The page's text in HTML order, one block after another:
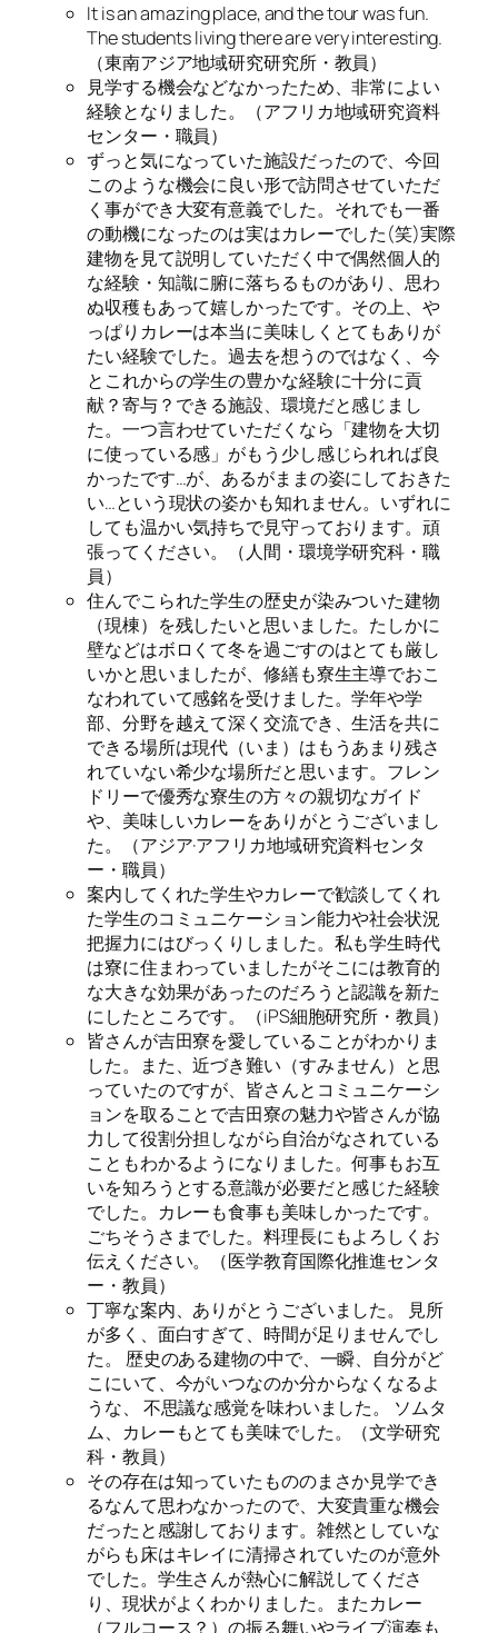
It is an amazing place, and the tour was fun.
The students living there are very interesting.
（東南アジア地域研究研究所・教員）
見学する機会などなかったため、非常によい
経験となりました。（アフリカ地域研究資料
センター・職員）
ずっと気になっていた施設だったので、今回
このような機会に良い形で訪問させていただ
く事ができ大変有意義でした。それでも一番
の動機になったのは実はカレーでした(笑)実際
建物を見て説明していただく中で偶然個人的
な経験・知識に腑に落ちるものがあり、思わ
ぬ収穫もあって嬉しかったです。その上、や
っぱりカレーは本当に美味しくとてもありが
たい経験でした。過去を想うのではなく、今
とこれからの学生の豊かな経験に十分に貢
献？寄与？できる施設、環境だと感じまし
た。一つ言わせていただくなら「建物を大切
に使っている感」がもう少し感じられれば良
かったです…が、あるがままの姿にしておきた
い…という現状の姿かも知れません。いずれに
しても温かい気持ちで見守っております。頑
張ってください。（人間・環境学研究科・職
員）
住んでこられた学生の歴史が染みついた建物
（現棟）を残したいと思いました。たしかに
壁などはボロくて冬を過ごすのはとても厳し
いかと思いましたが、修繕も寮生主導でおこ
なわれていて感銘を受けました。学年や学
部、分野を越えて深く交流でき、生活を共に
できる場所は現代（いま）はもうあまり残さ
れていない希少な場所だと思います。フレン
ドリーで優秀な寮生の方々の親切なガイド
や、美味しいカレーをありがとうございまし
た。（アジア·アフリカ地域研究資料センタ
ー・職員）
案内してくれた学生やカレーで歓談してくれ
た学生のコミュニケーション能力や社会状況
把握力にはびっくりしました。私も学生時代
は寮に住まわっていましたがそこには教育的
な大きな効果があったのだろうと認識を新た
にしたところです。（iPS細胞研究所・教員）
皆さんが吉田寮を愛していることがわかりま
した。また、近づき難い（すみません）と思
っていたのですが、皆さんとコミュニケーシ
ョンを取ることで吉田寮の魅力や皆さんが協
力して役割分担しながら自治がなされている
こともわかるようになりました。何事もお互
いを知ろうとする意識が必要だと感じた経験
でした。カレーも食事も美味しかったです。
ごちそうさまでした。料理長にもよろしくお
伝えください。（医学教育国際化推進センタ
ー・教員）
丁寧な案内、ありがとうございました。 見所
が多く、面白すぎて、時間が足りませんでし
た。 歴史のある建物の中で、一瞬、自分がど
こにいて、今がいつなのか分からなくなるよ
うな、 不思議な感覚を味わいました。 ソムタ
ム、カレーもとても美味でした。（文学研究
科・教員）
その存在は知っていたもののまさか見学でき
るなんて思わなかったので、大変貴重な機会
だったと感謝しております。雑然としていな
がらも床はキレイに清掃されていたのが意外
でした。学生さんが熱心に解説してくださ
り、現状がよくわかりました。またカレー
（フルコース？）の振る舞いやライブ演奏も